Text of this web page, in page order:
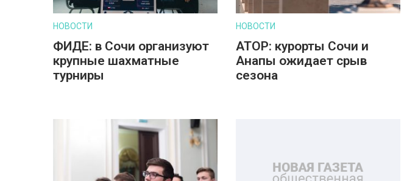
НОВОСТИ
ФИДЕ: в Сочи организуют
крупные шахматные
турниры
НОВОСТИ
АТОР: курорты Сочи и
Анапы ожидает срыв
сезона